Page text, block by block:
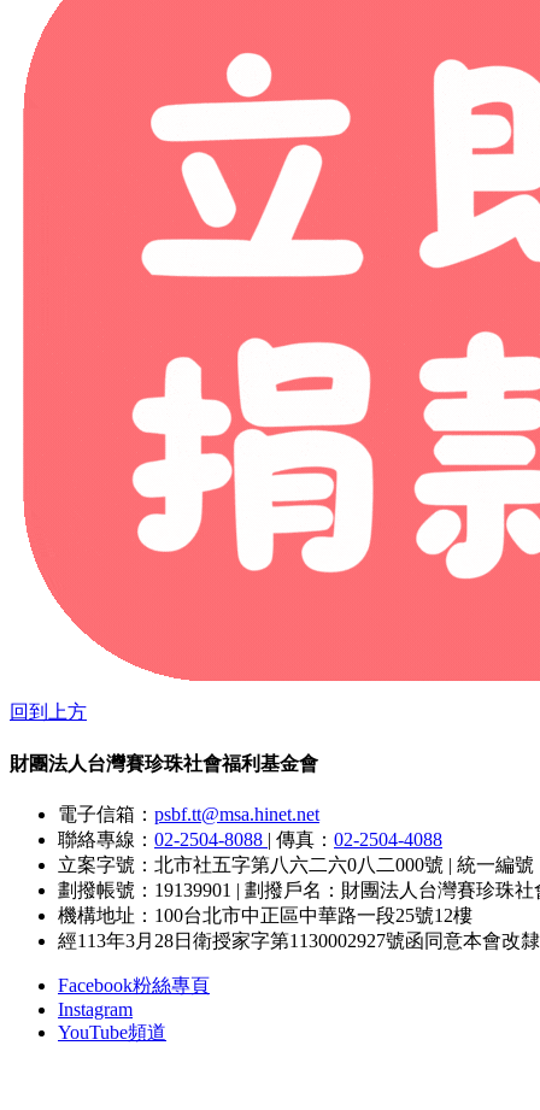
回到上方
財團法人台灣賽珍珠社會福利基金會
電子信箱： psbf.tt@msa.hinet.net
聯絡專線： 02-2504-8088 | 傳真： 02-2504-4088
立案字號：北市社五字第八六二六0八二000號 | 統一編號
劃撥帳號：19139901 | 劃撥戶名：財團法人台灣賽珍珠社
機構地址：100台北市中正區中華路一段25號12樓
經113年3月28日衛授家字第1130002927號函同意本會改
Facebook粉絲專頁
Instagram
YouTube頻道